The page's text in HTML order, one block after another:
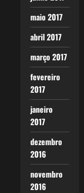
maio 2017
abril 2017
março 2017
fevereiro
2017
janeiro
2017
dezembro
2016
novembro
2016